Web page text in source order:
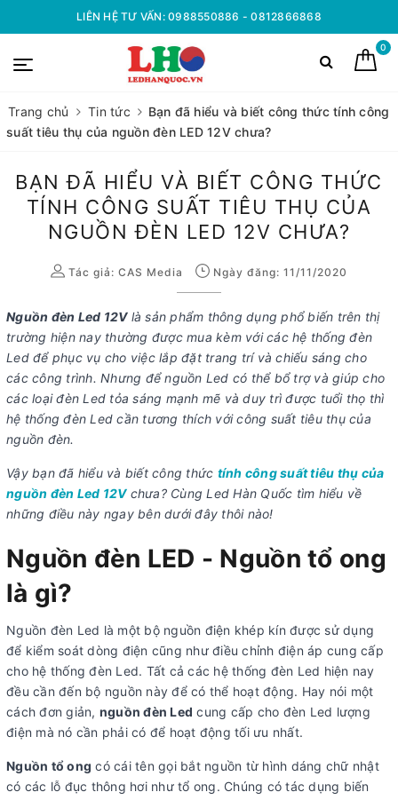
LIÊN HỆ TƯ VẤN: 0988550886 - 0812866868
0
Trang chủ Tin tức
Bạn đã hiểu và biết công thức tính công
suất tiêu thụ của nguồn đèn LED 12V chưa?
BẠN ĐÃ HIỂU VÀ BIẾT CÔNG THỨC
TÍNH CÔNG SUẤT TIÊU THỤ CỦA
NGUỒN ĐÈN LED 12V CHƯA?
Tác giả: CAS Media Ngày đăng: 11/11/2020
Nguồn đèn Led 12Vlà sản phẩm thông dụng phổ biến trên thị
trường hiện nay thường được mua kèm với các hệ thống đèn
Led để phục vụ cho việc lắp đặt trang trí và chiếu sáng cho
các công trình. Nhưng để nguồn Led có thể bổ trợ và giúp cho
các loại đèn Led tỏa sáng mạnh mẽ và duy trì được tuổi thọ thì
hệ thống đèn Led cần tương thích với công suất tiêu thụ của
nguồn đèn.
Vậy bạn đã hiểu và biết công thức tính công suất tiêu thụ của
nguồn đèn Led 12Vchưa? Cùng Led Hàn Quốc tìm hiểu về
những điều này ngay bên dưới đây thôi nào!
Nguồn đèn LED - Nguồn tổ ong
là gì?
Nguồn đèn Led là một bộ nguồn điện khép kín được sử dụng
để kiểm soát dòng điện cũng như điều chỉnh điện áp cung cấp
cho hệ thống đèn Led. Tất cả các hệ thống đèn Led hiện nay
đều cần đến bộ nguồn này để có thể hoạt động. Hay nói một
cách đơn giản, nguồn đèn Led cung cấp cho đèn Led lượng
điện mà nó cần phải có để hoạt động tối ưu nhất.
Nguồn tổ ong có cái tên gọi bắt nguồn từ hình dáng chữ nhật
có các lỗ đục thông hơi như tổ ong. Chúng có tác dụng biến